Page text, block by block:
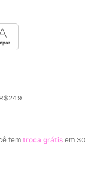
tem troca grátis em 30